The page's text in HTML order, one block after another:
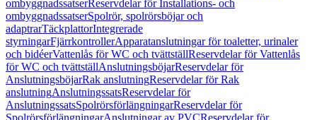
ombyggnadssatserReservdelar för Installations- och
ombyggnadssatserSpolrör, spolrörsböjar och
adaptrarTäckplattorIntegrerade
styrningarFjärrkontrollerApparatanslutningar för toaletter, urinaler
och bidéerVattenlås för WC och tvättställReservdelar för Vattenlås
för WC och tvättställAnslutningsböjarReservdelar för
AnslutningsböjarRak anslutningReservdelar för Rak
anslutningAnslutningssatsReservdelar för
AnslutningssatsSpolrörsförlängningarReservdelar för
SpolrörsförlängningarAnslutningar av PVCReservdelar för